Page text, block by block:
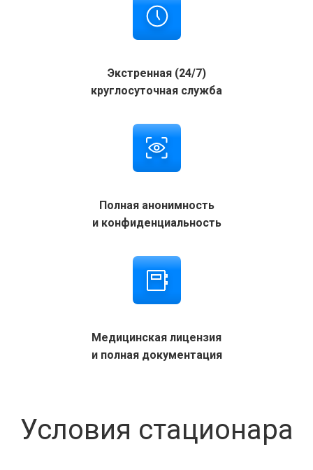
Экстренная (24/7)
круглосуточная служба
Полная анонимность
и конфиденциальность
Медицинская лицензия
и полная документация
Условия стационара